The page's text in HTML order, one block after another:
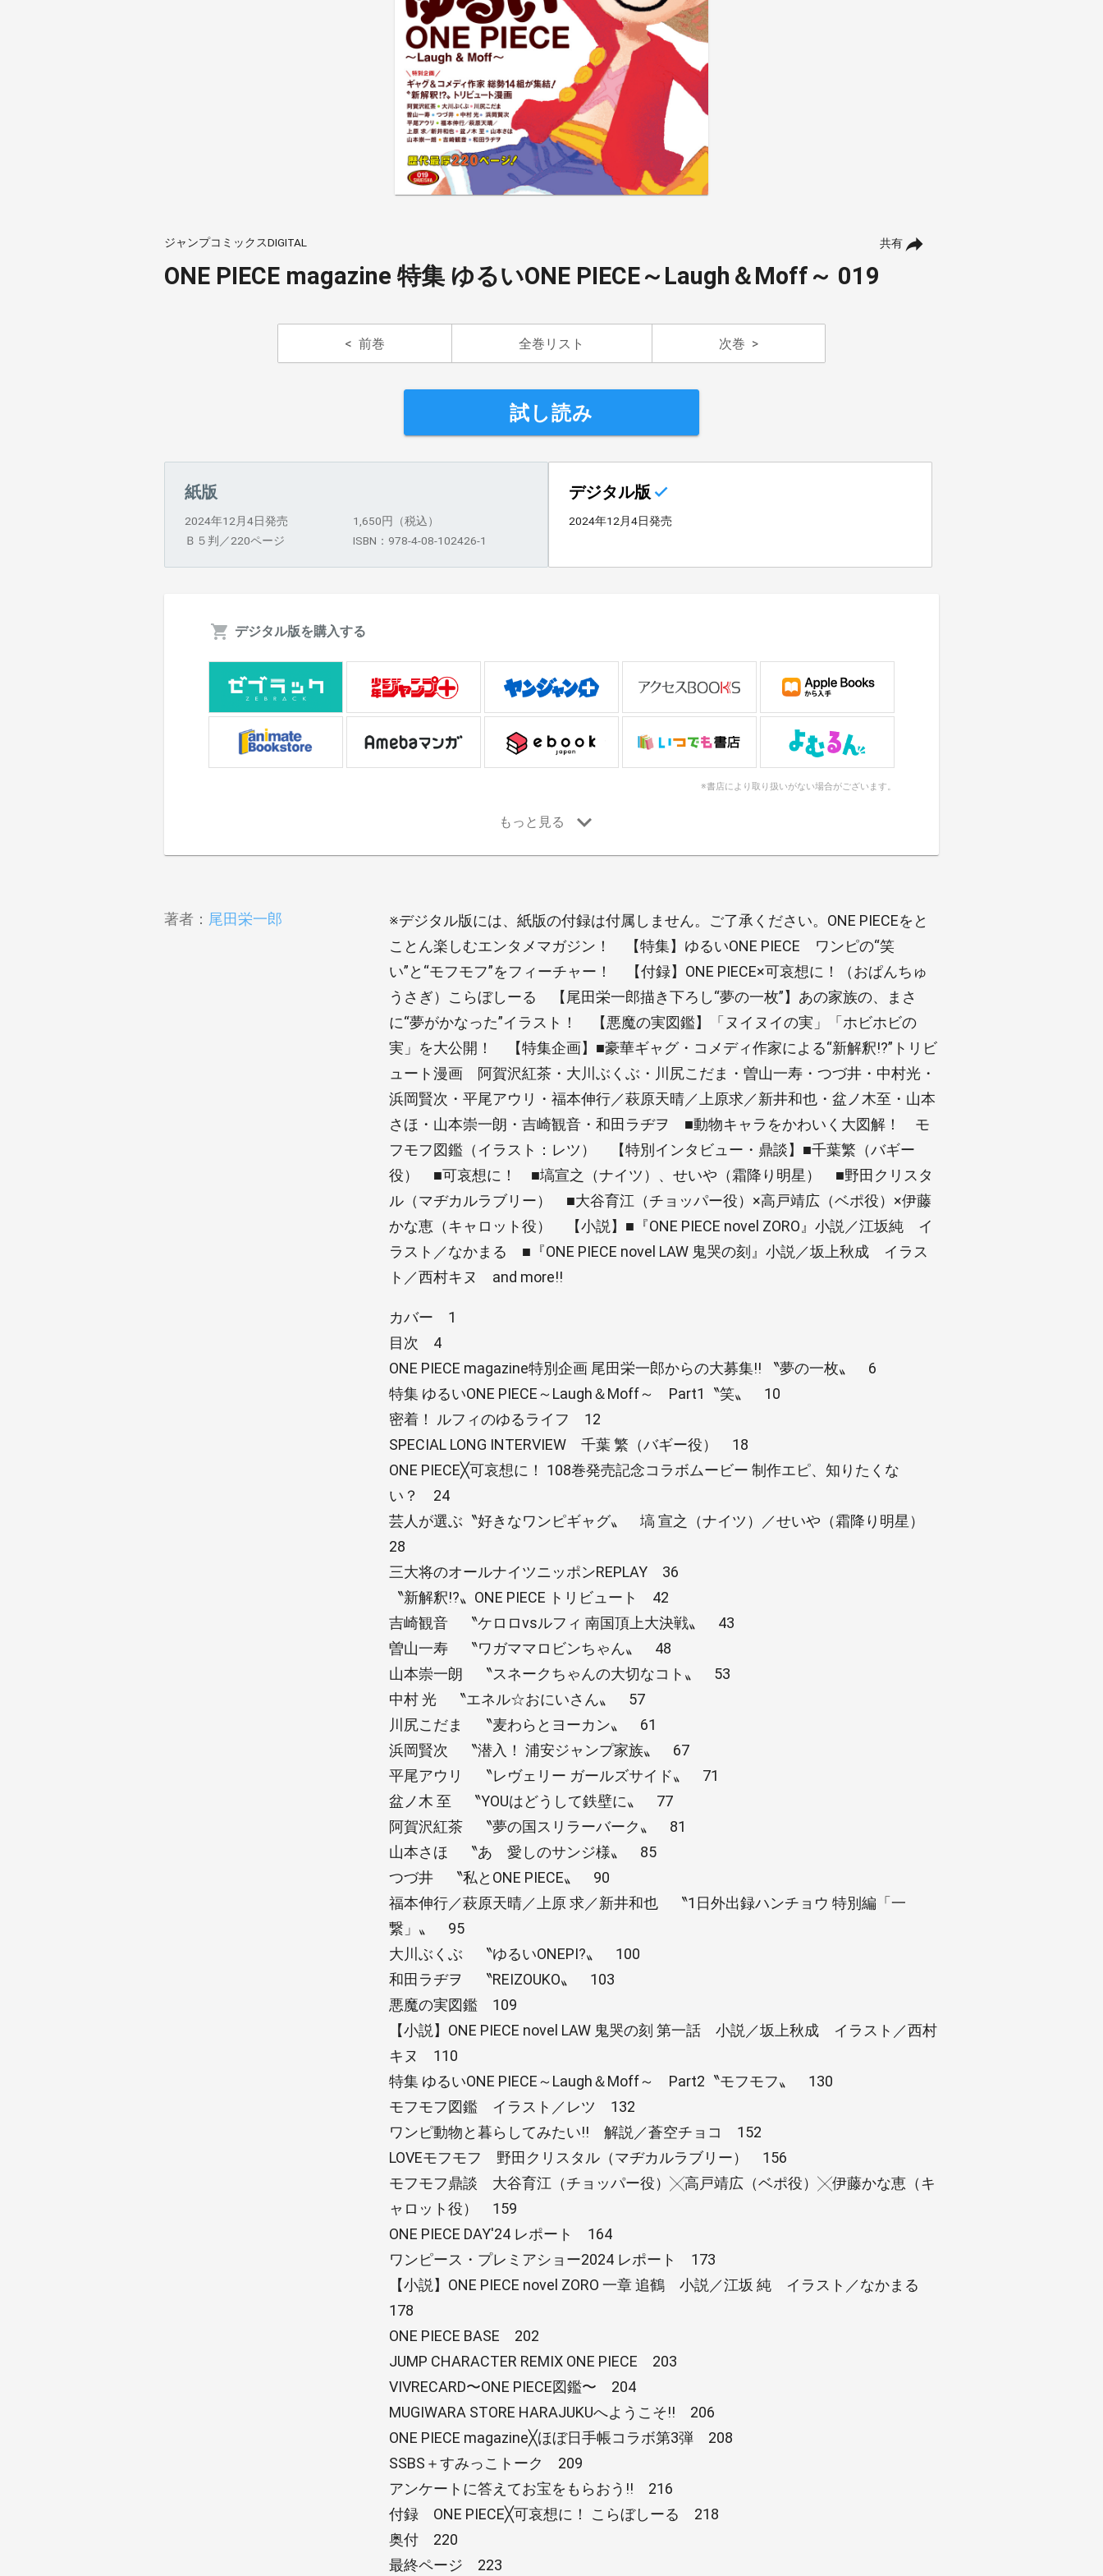
共有
ジャンプコミックスDIGITAL
ONE PIECE magazine 特集 ゆるいONE PIECE～Laugh＆Moff～ 019
前巻 全巻リスト 次巻
試し読み
紙版
2024年12月4日発売
1,650円（税込）
Ｂ５判／220ページ
ISBN：978-4-08-102426-1
デジタル版
2024年12月4日発売
デジタル版を購入する
※書店により取り扱いがない場合がございます。
著者： 尾田栄一郎
※デジタル版には、紙版の付録は付属しません。ご了承ください。ONE PIECEをと
ことん楽しむエンタメマガジン！ 【特集】ゆるいONE PIECE ワンピの“笑
い”と“モフモフ”をフィーチャー！ 【付録】ONE PIECE×可哀想に！（おぱんちゅ
うさぎ）こらぼしーる 【尾田栄一郎描き下ろし“夢の一枚”】あの家族の、まさ
に“夢がかなった”イラスト！ 【悪魔の実図鑑】「ヌイヌイの実」「ホビホビの
実」を大公開！ 【特集企画】■豪華ギャグ・コメディ作家による“新解釈!?”トリビ
ュート漫画 阿賀沢紅茶・大川ぶくぶ・川尻こだま・曽山一寿・つづ井・中村光・
浜岡賢次・平尾アウリ・福本伸行／萩原天晴／上原求／新井和也・盆ノ木至・山本
さほ・山本崇一朗・吉崎観音・和田ラヂヲ ■動物キャラをかわいく大図解！ モ
フモフ図鑑（イラスト：レツ） 【特別インタビュー・鼎談】■千葉繁（バギー
役） ■可哀想に！ ■塙宣之（ナイツ）、せいや（霜降り明星） ■野田クリスタ
ル（マヂカルラブリー） ■大谷育江（チョッパー役）×高戸靖広（ベポ役）×伊藤
かな恵（キャロット役） 【小説】■『ONE PIECE novel ZORO』小説／江坂純 イ
ラスト／なかまる ■『ONE PIECE novel LAW 鬼哭の刻』小説／坂上秋成 イラス
ト／西村キヌ and more!!
カバー 1
目次 4
ONE PIECE magazine特別企画 尾田栄一郎からの大募集!! 〝夢の一枚〟 6
特集 ゆるいONE PIECE～Laugh＆Moff～ Part1〝笑〟 10
密着！ ルフィのゆるライフ 12
SPECIAL LONG INTERVIEW 千葉 繁（バギー役） 18
ONE PIECE╳可哀想に！ 108巻発売記念コラボムービー 制作エピ、知りたくな
い？ 24
芸人が選ぶ〝好きなワンピギャグ〟 塙 宣之（ナイツ）／せいや（霜降り明星）
28
三大将のオールナイツニッポンREPLAY 36
〝新解釈!?〟ONE PIECE トリビュート 42
吉崎観音 〝ケロロvsルフィ 南国頂上大決戦〟 43
曽山一寿 〝ワガママロビンちゃん〟 48
山本崇一朗 〝スネークちゃんの大切なコト〟 53
中村 光 〝エネル☆おにいさん〟 57
川尻こだま 〝麦わらとヨーカン〟 61
浜岡賢次 〝潜入！ 浦安ジャンプ家族〟 67
平尾アウリ 〝レヴェリー ガールズサイド〟 71
盆ノ木 至 〝YOUはどうして鉄壁に〟 77
阿賀沢紅茶 〝夢の国スリラーバーク〟 81
山本さほ 〝あゝ愛しのサンジ様〟 85
つづ井 〝私とONE PIECE〟 90
福本伸行／萩原天晴／上原 求／新井和也 〝1日外出録ハンチョウ 特別編「一
繋」〟 95
大川ぶくぶ 〝ゆるいONEPI?〟 100
和田ラヂヲ 〝REIZOUKO〟 103
悪魔の実図鑑 109
【小説】ONE PIECE novel LAW 鬼哭の刻 第一話 小説／坂上秋成 イラスト／西村
キヌ 110
特集 ゆるいONE PIECE～Laugh＆Moff～ Part2〝モフモフ〟 130
モフモフ図鑑 イラスト／レツ 132
ワンピ動物と暮らしてみたい!! 解説／蒼空チョコ 152
LOVEモフモフ 野田クリスタル（マヂカルラブリー） 156
モフモフ鼎談 大谷育江（チョッパー役）╳高戸靖広（ベポ役）╳伊藤かな恵（キ
ャロット役） 159
ONE PIECE DAY'24 レポート 164
ワンピース・プレミアショー2024 レポート 173
【小説】ONE PIECE novel ZORO 一章 追鶴 小説／江坂 純 イラスト／なかまる
178
ONE PIECE BASE 202
JUMP CHARACTER REMIX ONE PIECE 203
VIVRECARD〜ONE PIECE図鑑〜 204
MUGIWARA STORE HARAJUKUへようこそ!! 206
ONE PIECE magazine╳ほぼ日手帳コラボ第3弾 208
SSBS＋すみっこトーク 209
アンケートに答えてお宝をもらおう!! 216
付録 ONE PIECE╳可哀想に！ こらぼしーる 218
奥付 220
最終ページ 223